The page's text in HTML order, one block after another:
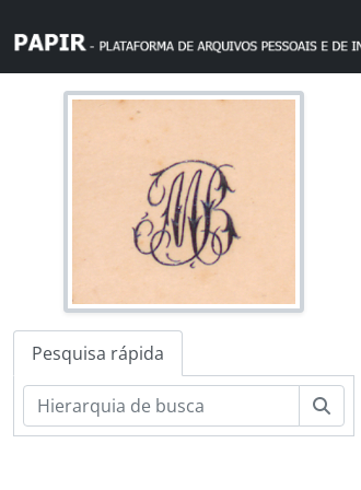
Pesquisa rápida